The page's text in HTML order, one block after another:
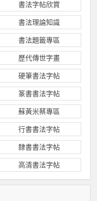
書法字帖欣賞
書法理論知識
書法題籤專區
歷代傳世字畫
硬筆書法字帖
篆書書法字帖
蘇黃米蔡專區
行書書法字帖
隸書書法字帖
高清書法字帖